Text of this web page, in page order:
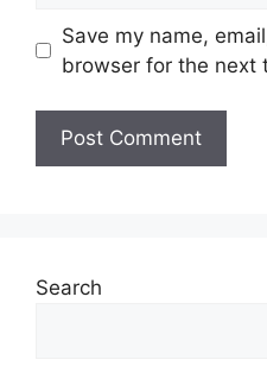
Save my name,
browser for the next
Search